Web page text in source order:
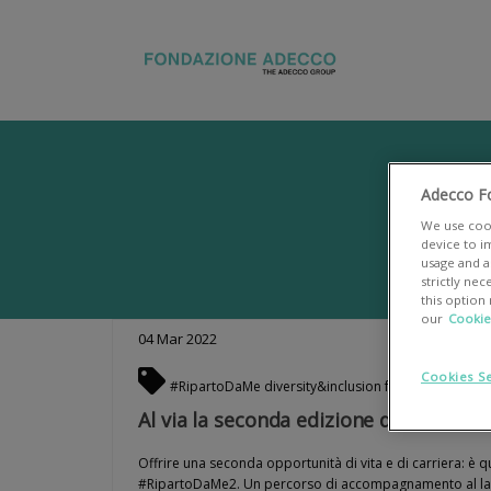
04 Mar2022
#RipartoDaMe diversity&inclusion futuroinclusione
Al via la seconda edizione di
Offrire una seconda opportunità di vita e di carriera: è
#RipartoDaMe2. Un percorso di accompagnamento al
Adecco
We use
device to
usage and
strictly
this option
our
Cookies